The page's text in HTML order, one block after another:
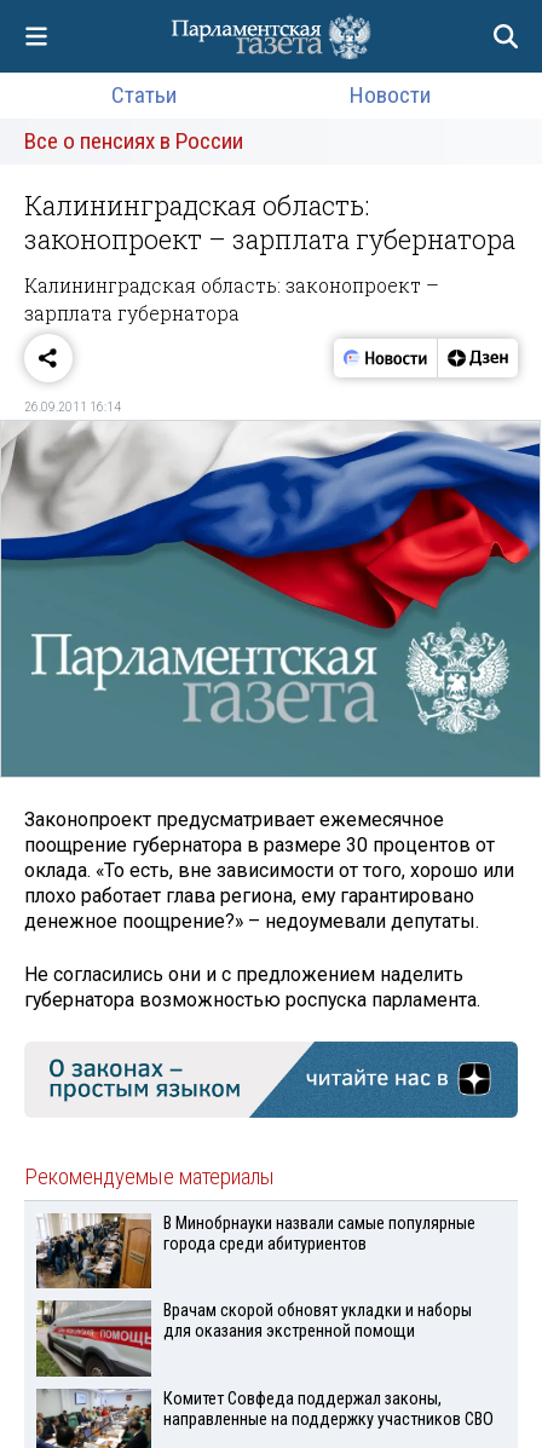
Статьи
Новости
Все о пенсиях в России
Калининградская область:
законопроект – зарплата губернатора
Калининградская область: законопроект –
зарплата губернатора
26.09.2011 16:14
Законопроект предусматривает ежемесячное
поощрение губернатора в размере 30 процентов от
оклада. «То есть, вне зависимости от того, хорошо или
плохо работает глава региона, ему гарантировано
денежное поощрение?» – недоумевали депутаты.
Не согласились они и с предложением наделить
губернатора возможностью роспуска парламента.
Рекомендуемые материалы
В Минобрнауки назвали самые популярные
города среди абитуриентов
Врачам скорой обновят укладки и наборы
для оказания экстренной помощи
Комитет Совфеда поддержал законы,
направленные на поддержку участников СВО